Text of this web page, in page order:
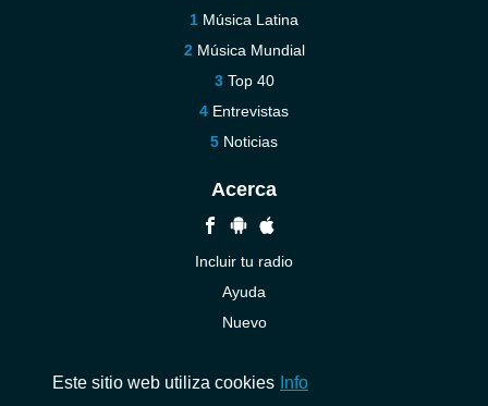
Música Latina
Música Mundial
Top 40
Entrevistas
Noticias
Acerca
Incluir tu radio
Ayuda
Nuevo
Este sitio web utiliza cookies Info